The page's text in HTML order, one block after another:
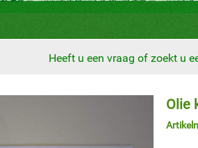
Heeft u een vraag of zoekt u
Olie